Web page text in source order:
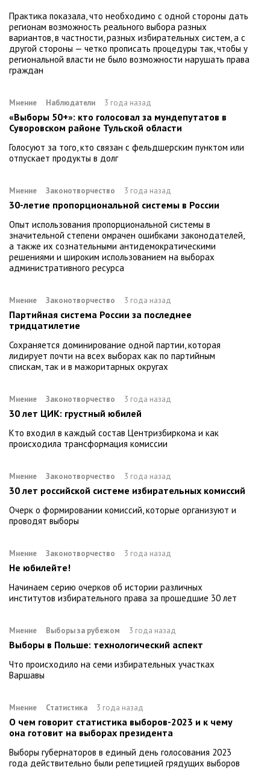
Практика показала, что необходимо с одной стороны дать
регионам возможность реального выбора разных
вариантов, в частности, разных избирательных систем, а с
другой стороны — четко прописать процедуры так, чтобы у
региональной власти не было возможности нарушать права
граждан
Мнение Наблюдатели 3 года назад
«Выборы 50+»: кто голосовал за мундепутатов в
Суворовском районе Тульской области
Голосуют за того, кто связан с фельдшерским пунктом или
отпускает продукты в долг
Мнение Законотворчество 3 года назад
30-летие пропорциональной системы в России
Опыт использования пропорциональной системы в
значительной степени омрачен ошибками законодателей,
а также их сознательными антидемократическими
решениями и широким использованием на выборах
административного ресурса
Мнение Законотворчество 3 года назад
Партийная система России за последнее
тридцатилетие
Сохраняется доминирование одной партии, которая
лидирует почти на всех выборах как по партийным
спискам, так и в мажоритарных округах
Мнение Законотворчество 3 года назад
30 лет ЦИК: грустный юбилей
Кто входил в каждый состав Центризбиркома и как
происходила трансформация комиссии
Мнение Законотворчество 3 года назад
30 лет российской системе избирательных комиссий
Очерк о формировании комиссий, которые организуют и
проводят выборы
Мнение Законотворчество 3 года назад
Не юбилейте!
Начинаем серию очерков об истории различных
институтов избирательного права за прошедшие 30 лет
Мнение Выборы за рубежом 3 года назад
Выборы в Польше: технологический аспект
Что происходило на семи избирательных участках
Варшавы
Мнение Статистика 3 года назад
О чем говорит статистика выборов-2023 и к чему
она готовит на выборах президента
Выборы губернаторов в единый день голосования 2023
года действительно были репетицией грядущих выборов